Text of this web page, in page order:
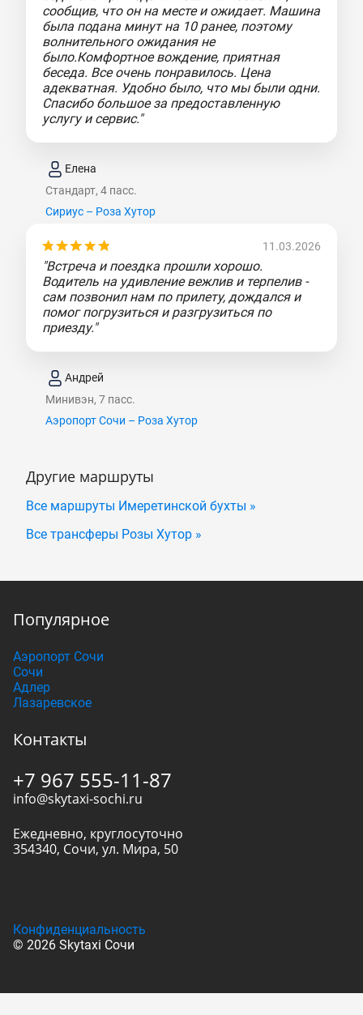
сообщив, что он на месте и ожидает. Машина
была подана минут на 10 ранее, поэтому
волнительного ожидания не
было.Комфортное вождение, приятная
беседа. Все очень понравилось. Цена
адекватная. Удобно было, что мы были одни.
Спасибо большое за предоставленную
услугу и сервис."
Елена
Стандарт, 4 пасс.
Сириус – Роза Хутор
11.03.2026
"Встреча и поездка прошли хорошо.
Водитель на удивление вежлив и терпелив -
сам позвонил нам по прилету, дождался и
помог погрузиться и разгрузиться по
приезду."
Андрей
Минивэн, 7 пасс.
Аэропорт Сочи – Роза Хутор
Другие маршруты
Все маршруты Имеретинской бухты »
Все трансферы Розы Хутор »
Популярное
Аэропорт Сочи
Сочи
Адлер
Лазаревское
Контакты
+7 967 555-11-87
info@skytaxi-sochi.ru
Ежедневно, круглосуточно
354340, Сочи, ул. Мира, 50
© 2026 Skytaxi Сочи
Конфиденциальность